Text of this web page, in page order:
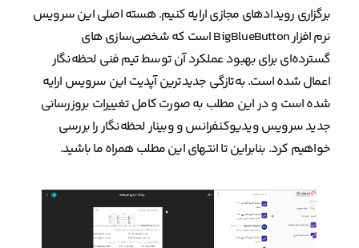
برگزاری رویدادهای مجازی ارایه کنیم. هسته اصلی این سرویس
نرم افزار BigBlueButton است که شخصی‌سازی های
گسترده‌ای برای بهبود عملکرد آن توسط تیم فنی لحظه‌نگار
اعمال شده است. به‌تازگی جدیدترین آپدیت این سرویس ارایه
شده است و در این مطلب به صورت کامل تغییرات بروزرسانی
جدید سرویس ویدیوکنفرانس و وبینار لحظه‌نگار را بررسی
خواهیم کرد. بنابراین تا انتهای این مطلب همراه ما باشید.